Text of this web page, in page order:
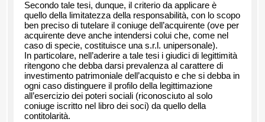
Secondo tale tesi, dunque, il criterio da applicare è
quello della limitatezza della responsabilità, con lo scopo
ben preciso di tutelare il coniuge dell’acquirente (ove per
acquirente deve anche intendersi colui che, come nel
caso di specie, costituisce una s.r.l. unipersonale).
In particolare, nell’aderire a tale tesi i giudici di legittimità
ritengono che debba darsi prevalenza al carattere di
investimento patrimoniale dell’acquisto e che si debba in
ogni caso distinguere il profilo della legittimazione
all’esercizio dei poteri sociali (riconosciuto al solo
coniuge iscritto nel libro dei soci) da quello della
contitolarità.